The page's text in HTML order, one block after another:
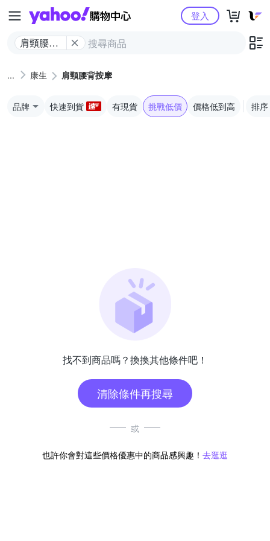
Yahoo購物中心
肩頸腰背
登入
康生 肩頸腰背按摩
品牌 快速到貨 有現貨 挑戰低價 價格低到高 排序
找不到商品嗎？換換其他條件吧！
清除條件再搜尋
或
也許你會對這些價格優惠中的商品感興趣！ 去逛逛